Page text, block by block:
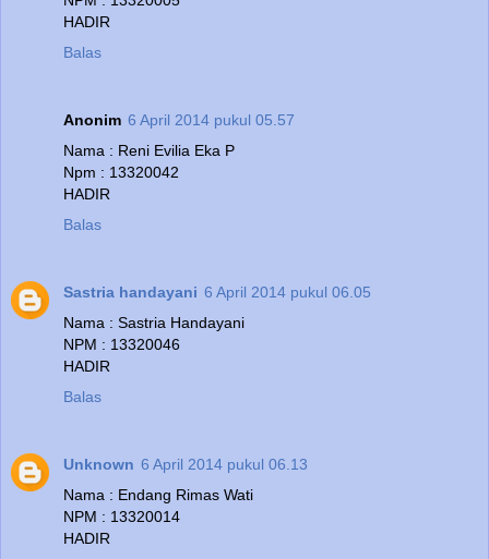
HADIR
Balas
Anonim 6 April 2014 pukul 05.57
Nama : Reni Evilia Eka P
Npm : 13320042
HADIR
Balas
Sastria handayani 6 April 2014 pukul 06.05
Nama : Sastria Handayani
NPM : 13320046
HADIR
Balas
Unknown 6 April 2014 pukul 06.13
Nama : Endang Rimas Wati
NPM : 13320014
HADIR